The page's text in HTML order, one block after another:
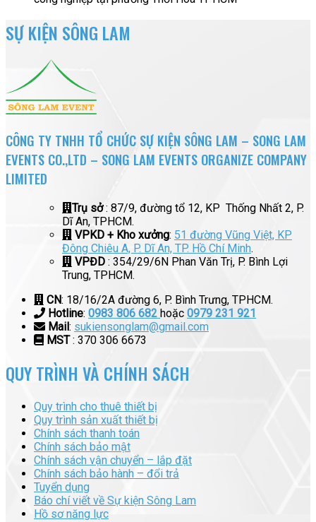
SỰ KIỆN SÔNG LAM
CÔNG TY TNHH TỔ CHỨC SỰ KIỆN SÔNG LAM – SONG LAM
EVENTS CO.,LTD – SONG LAM EVENTS ORGANIZE COMPANY
LIMITED
Trụ sở: 87/9, đường tổ 12, KP Thống Nhất 2, P.
Dĩ An, TPHCM.
VPKD + Kho xưởng: 51 đường Vũng Việt, KP
Đông Chiêu A, P. Dĩ An, TP. Hồ Chí Minh.
VPĐD : 354/29/6N Phan Văn Trị, P. Bình Lợi
Trung, TPHCM.
CN: 18/16/2A đường 6, P. Bình Trưng, TPHCM.
Hotline: 0983 806 682 hoặc 0979 231 921
Mail: sukiensonglam@gmail.com
MST: 370 306 6673
QUY TRÌNH VÀ CHÍNH SÁCH
Quy trình cho thuê thiết bị
Quy trình sản xuất thiết bị
Chính sách thanh toán
Chính sách bảo mật
Chính sách vận chuyển – lắp đặt
Chính sách bảo hành – đổi trả
Tuyển dụng
Báo chí viết về Sự kiện Sông Lam
Hồ sơ năng lực